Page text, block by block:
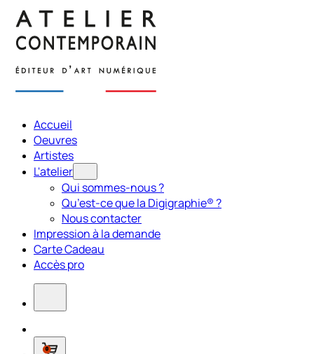
Accueil
Oeuvres
Artistes
L'atelier
Qui sommes-nous ?
Qu’est-ce que la Digigraphie® ?
Nous contacter
Impression à la demande
Carte Cadeau
Accès pro
0